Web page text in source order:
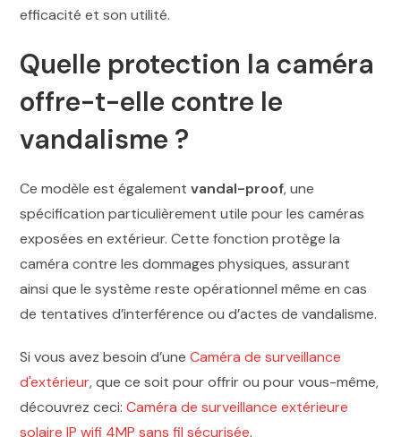
efficacité et son utilité.
Quelle protection la caméra
offre-t-elle contre le
vandalisme ?
Ce modèle est égalementvandal-proof, une
spécification particulièrement utile pour les caméras
exposées en extérieur. Cette fonction protège la
caméra contre les dommages physiques, assurant
ainsi que le système reste opérationnel même en cas
de tentatives d’interférence ou d’actes de vandalisme.
Si vous avez besoin d’uneCaméra de surveillance
d'extérieur, que ce soit pour offrir ou pour vous-même,
découvrez ceci:Caméra de surveillance extérieure
solaire IP wifi 4MP sans fil sécurisée.